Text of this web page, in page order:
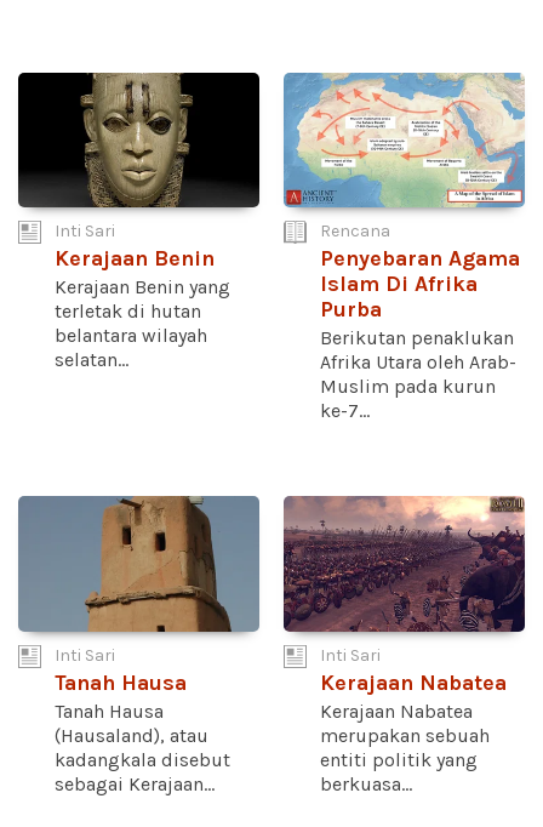
Inti Sari
Kerajaan Benin
Kerajaan Benin yang
terletak di hutan
belantara wilayah
selatan...
Rencana
Penyebaran Agama
Islam Di Afrika
Purba
Berikutan penaklukan
Afrika Utara oleh Arab-
Muslim pada kurun
ke-7...
Inti Sari
Tanah Hausa
Tanah Hausa
(Hausaland), atau
kadangkala disebut
sebagai Kerajaan...
Inti Sari
Kerajaan Nabatea
Kerajaan Nabatea
merupakan sebuah
entiti politik yang
berkuasa...